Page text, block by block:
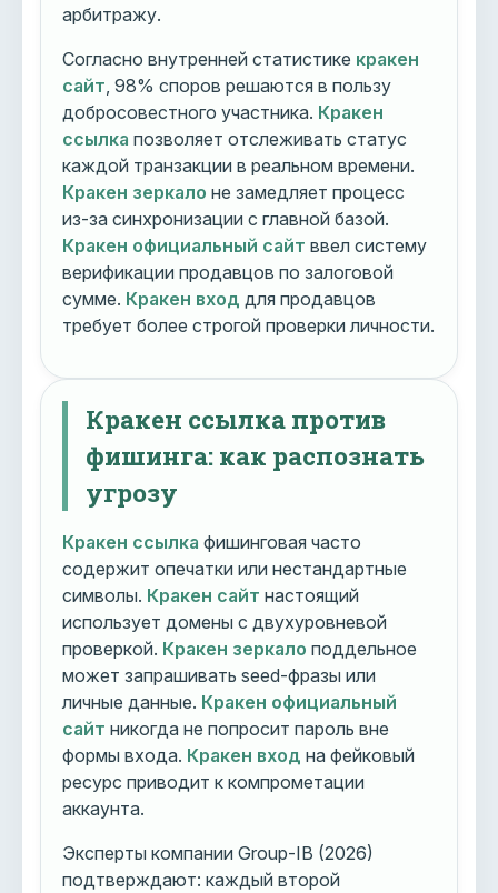
арбитражу.
Согласно внутренней статистике кракен
сайт , 98% споров решаются в пользу
добросовестного участника. Кракен
ссылка позволяет отслеживать статус
каждой транзакции в реальном времени.
Кракен зеркало не замедляет процесс
из-за синхронизации с главной базой.
Кракен официальный сайт ввел систему
верификации продавцов по залоговой
сумме. Кракен вход для продавцов
требует более строгой проверки личности.
Кракен ссылка против
фишинга: как распознать
угрозу
Кракен ссылка фишинговая часто
содержит опечатки или нестандартные
символы. Кракен сайт настоящий
использует домены с двухуровневой
проверкой. Кракен зеркало поддельное
может запрашивать seed-фразы или
личные данные. Кракен официальный
сайт никогда не попросит пароль вне
формы входа. Кракен вход на фейковый
ресурс приводит к компрометации
аккаунта.
Эксперты компании Group-IB (2026)
подтверждают: каждый второй